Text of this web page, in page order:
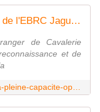
La pleine capacité opérationnelle de l'EBRC Jaguar devrait être prononcée par l'armée de Terre vers la fin 2025 - Zone Militaire
de Cavalerie
et de